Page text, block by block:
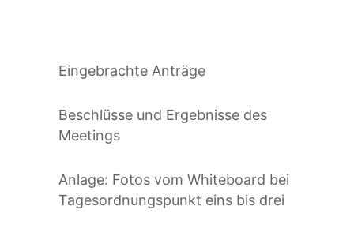
Eingebrachte Anträge
Beschlüsse und Ergebnisse des
Meetings
Anlage: Fotos vom Whiteboard bei
Tagesordnungspunkt eins bis drei